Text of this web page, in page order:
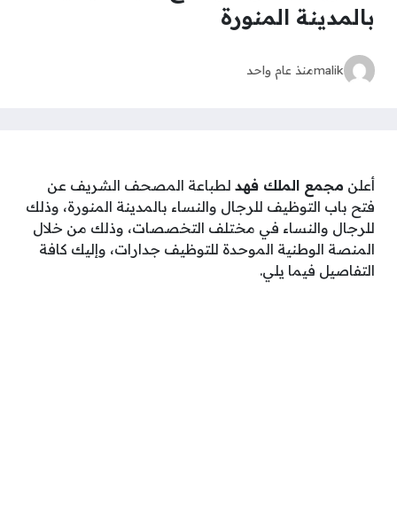
بالمدينة المنورة
malikمنذ عام واحد
أعلن مجمع الملك فهد لطباعة المصحف الشريف عن
فتح باب التوظيف للرجال والنساء بالمدينة المنورة، وذلك
للرجال والنساء في مختلف التخصصات، وذلك من خلال
المنصة الوطنية الموحدة للتوظيف جدارات، وإليك كافة
التفاصيل فيما يلي.